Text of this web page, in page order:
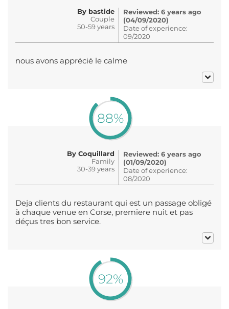
By bastide
Couple
50-59 years
Reviewed: 6 years ago
(04/09/2020)
Date of experience:
09/2020
nous avons apprécié le calme
88%
By Coquillard
Family
30-39 years
Reviewed: 6 years ago
(01/09/2020)
Date of experience:
08/2020
Deja clients du restaurant qui est un passage obligé
à chaque venue en Corse, premiere nuit et pas
déçus tres bon service.
92%